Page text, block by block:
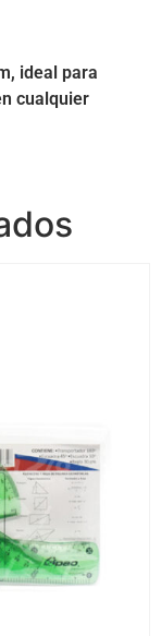
ideal para
cualquier